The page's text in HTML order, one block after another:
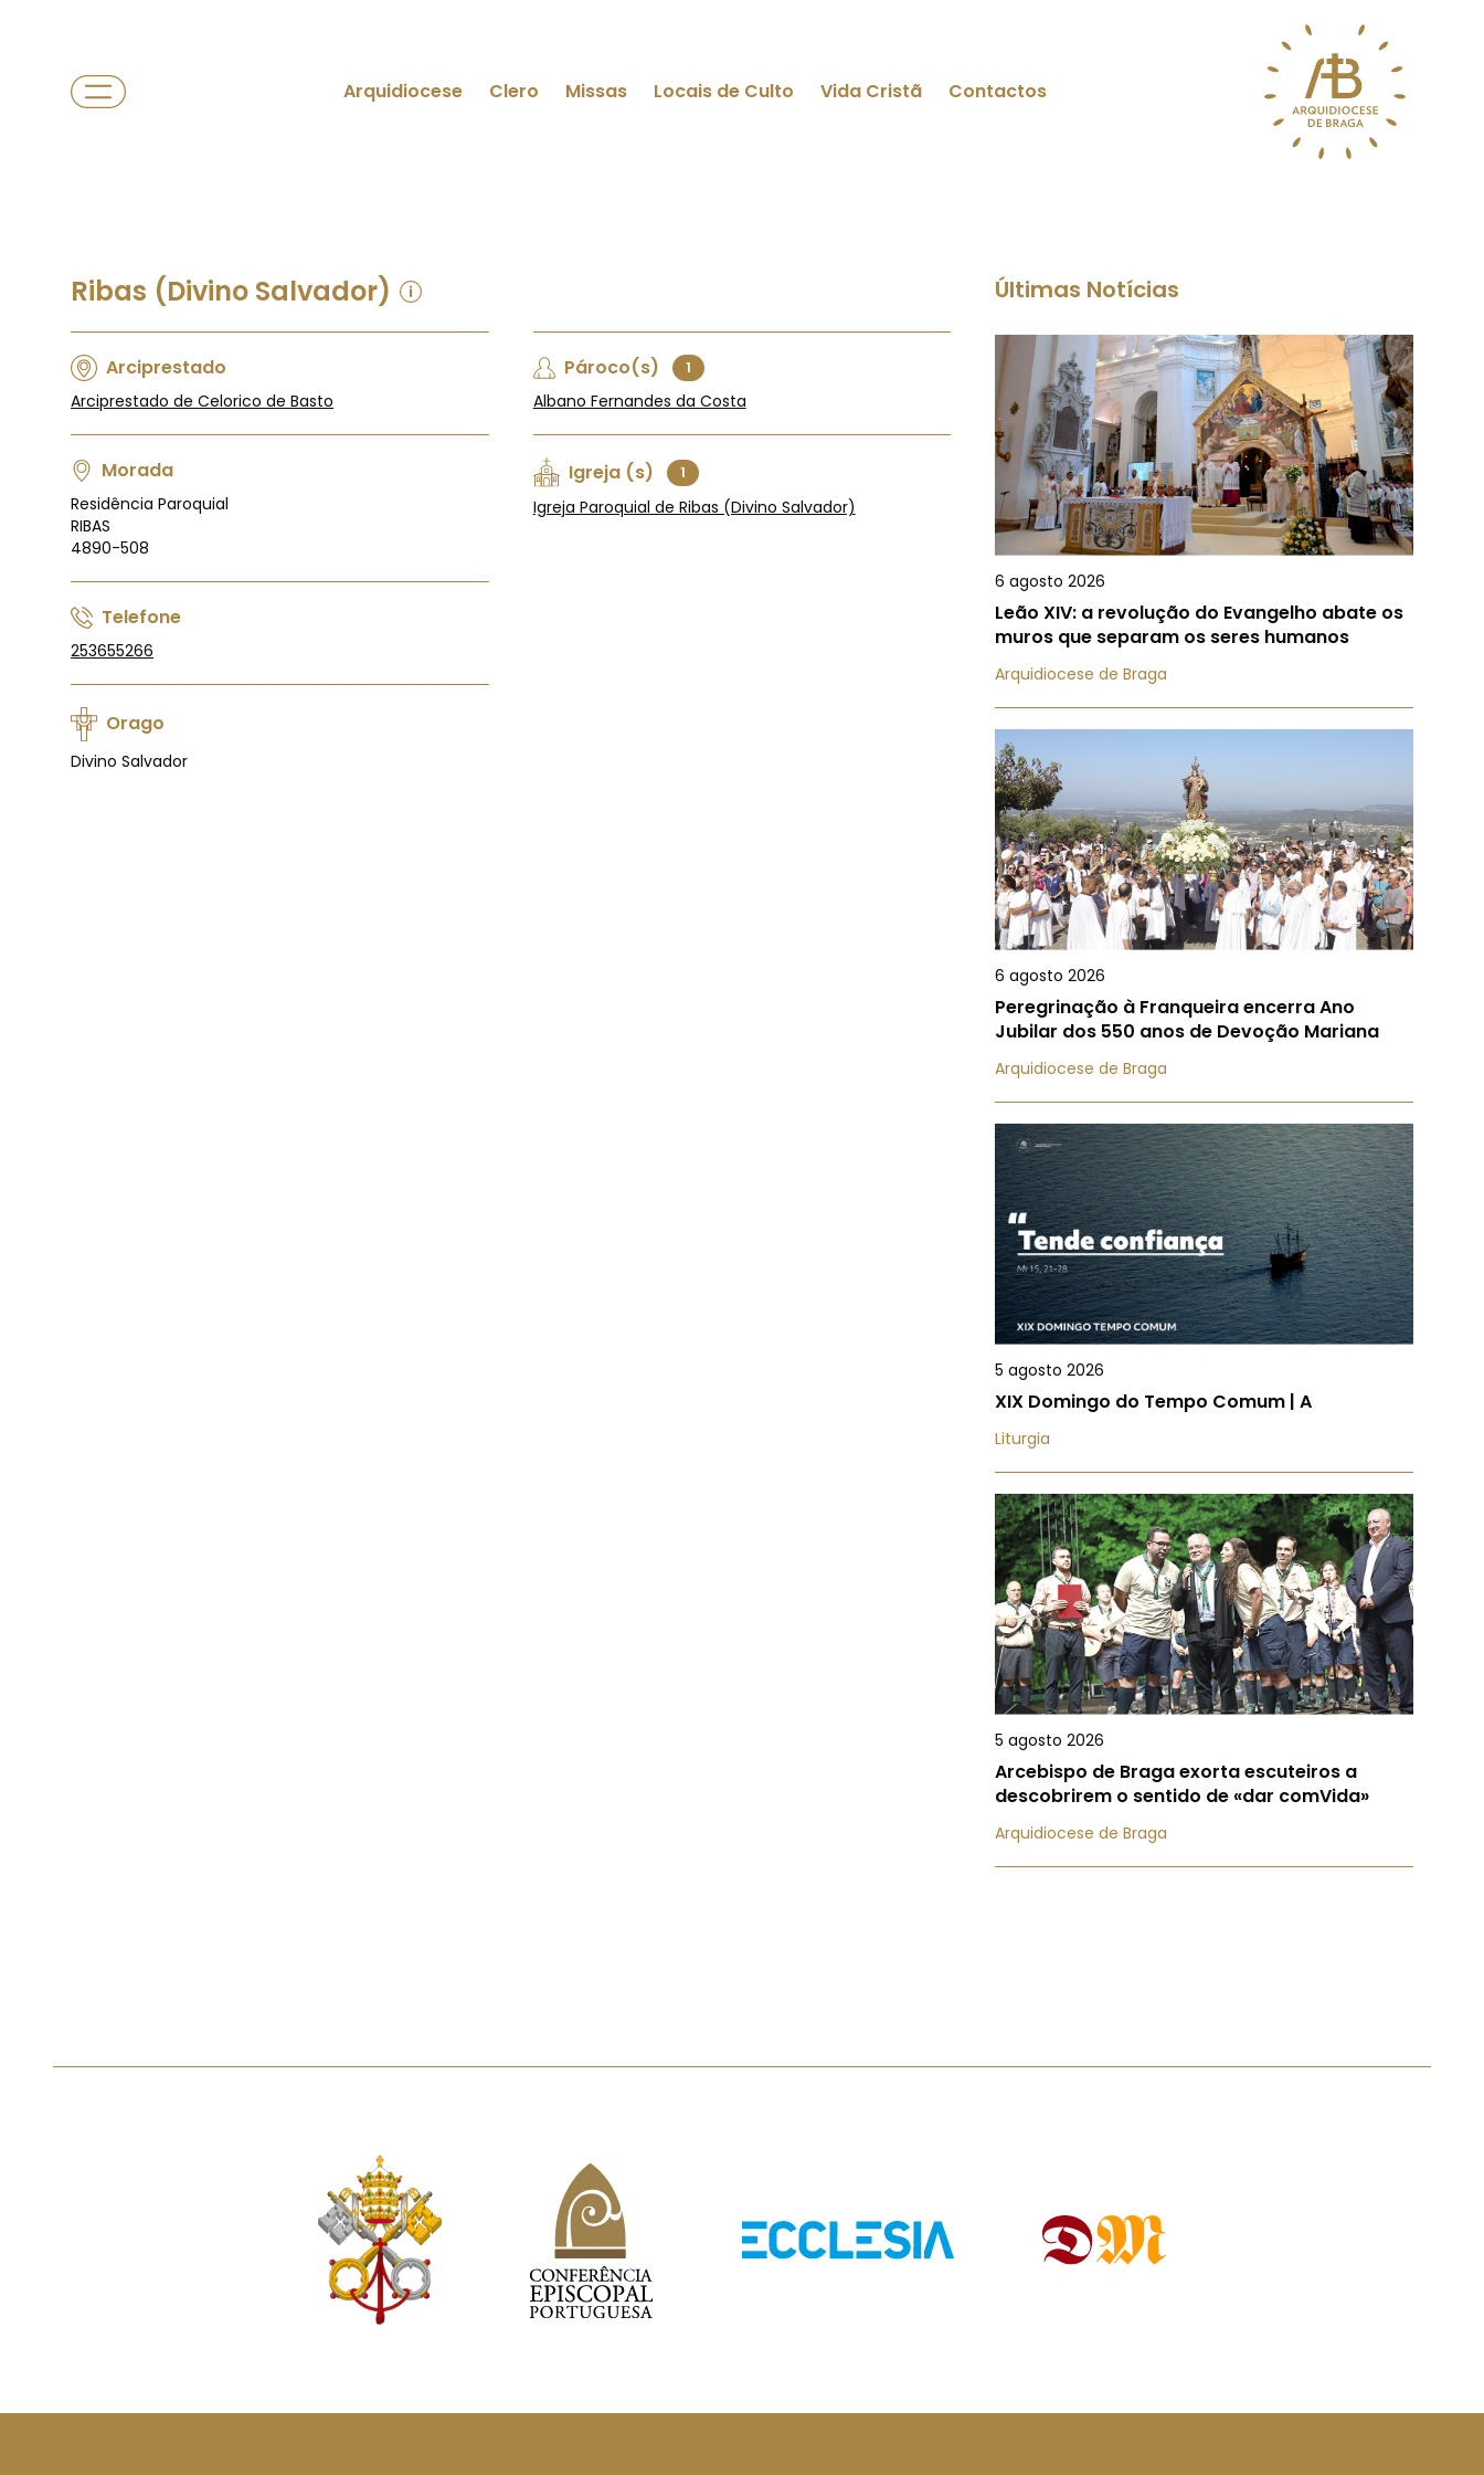
Arquidiocese Clero Missas Locais de Culto Vida Cristã Contactos
Ribas (Divino Salvador)
Arciprestado
Arciprestado de Celorico de Basto
Morada
Residência Paroquial
RIBAS
4890-508
Telefone
253655266
Orago
Divino Salvador
Pároco(s) 1
Albano Fernandes da Costa
Igreja (s) 1
Igreja Paroquial de Ribas (Divino Salvador)
Últimas Notícias
6 agosto 2026
Leão XIV: a revolução do Evangelho abate os
muros que separam os seres humanos
Arquidiocese de Braga
6 agosto 2026
Peregrinação à Franqueira encerra Ano
Jubilar dos 550 anos de Devoção Mariana
Arquidiocese de Braga
5 agosto 2026
XIX Domingo do Tempo Comum | A
Liturgia
5 agosto 2026
Arcebispo de Braga exorta escuteiros a
descobrirem o sentido de «dar comVida»
Arquidiocese de Braga